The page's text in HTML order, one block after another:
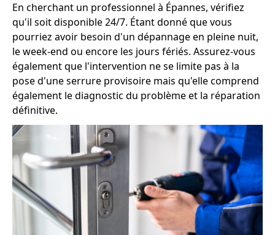
En cherchant un professionnel à Épannes, vérifiez
qu'il soit disponible 24/7. Étant donné que vous
pourriez avoir besoin d'un dépannage en pleine nuit,
le week-end ou encore les jours fériés. Assurez-vous
également que l'intervention ne se limite pas à la
pose d'une serrure provisoire mais qu'elle comprend
également le diagnostic du problème et la réparation
définitive.